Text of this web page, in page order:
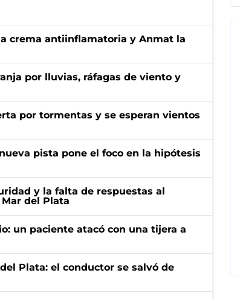
crema antiinflamatoria y Anmat la
por lluvias, ráfagas de viento y
por tormentas y se esperan vientos
pista pone el foco en la hipótesis
y la falta de respuestas al
del Plata
un paciente atacó con una tijera a
Plata: el conductor se salvó de